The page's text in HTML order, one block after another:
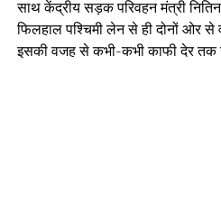
साथ केंद्रीय सड़क परिवहन मंत्री
फिलहाल पश्चिमी लेन से ही दोनों ओर से
इसकी वजह से कभी-कभी काफी देर तक